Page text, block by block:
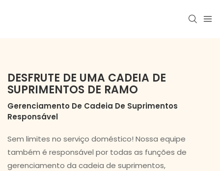
DESFRUTE DE UMA CADEIA DE
SUPRIMENTOS DE RAMO
Gerenciamento De Cadeia De Suprimentos
Responsável
Sem limites no serviço doméstico! Nossa equipe
também é responsável por todas as funções de
gerenciamento da cadeia de suprimentos,